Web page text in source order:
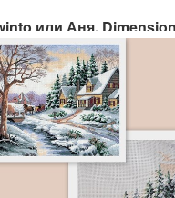
или Аня.